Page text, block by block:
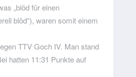
„blöd für einen
blöd“), waren somit einem
TTV Goch IV. Man stand
hatten 11:31 Punkte auf